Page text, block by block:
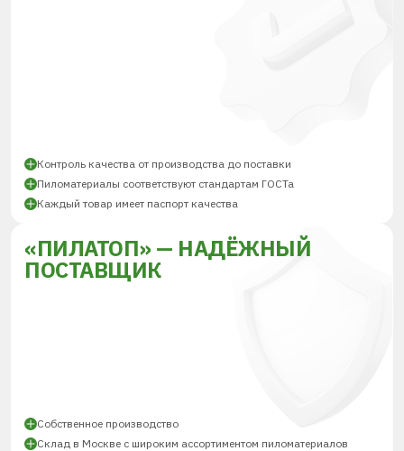
Контроль качества от производства до поставки
Пиломатериалы соответствуют стандартам ГОСТа
Каждый товар имеет паспорт качества
«ПИЛАТОП» — НАДЁЖНЫЙ
ПОСТАВЩИК
Собственное производство
Склад в Москве с широким ассортиментом пиломатериалов